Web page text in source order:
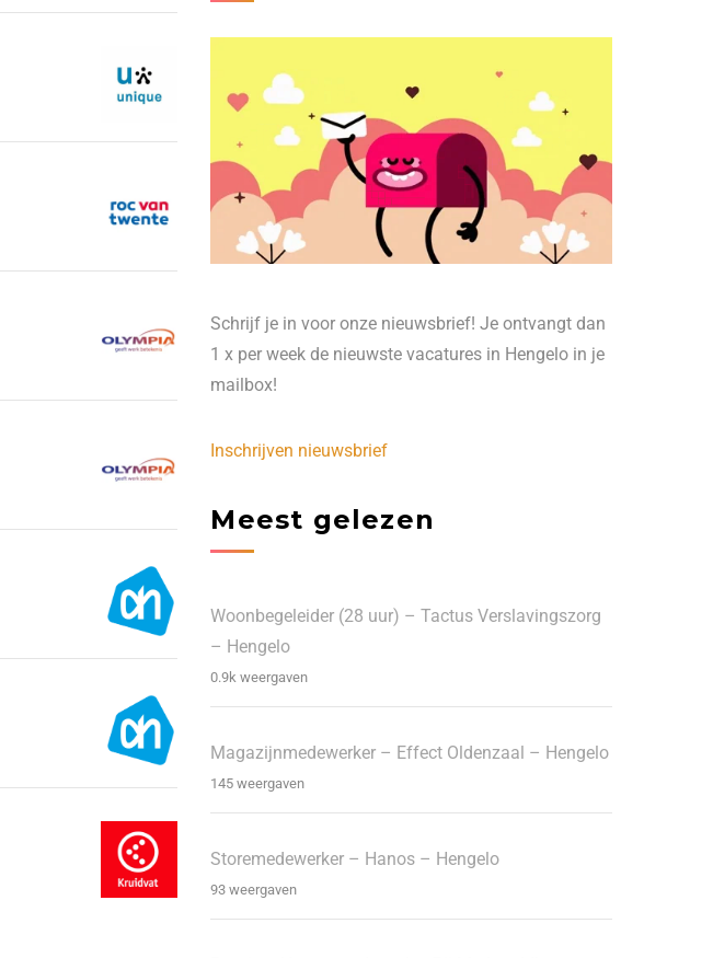
Schrijf je in voor onze nieuwsbrief! Je ontvangt dan
1 x per week de nieuwste vacatures in Hengelo in je
mailbox!
Inschrijven nieuwsbrief
Meest gelezen
Woonbegeleider (28 uur) – Tactus Verslavingszorg
– Hengelo
0.9k weergaven
Magazijnmedewerker – Effect Oldenzaal – Hengelo
145 weergaven
Storemedewerker – Hanos – Hengelo
93 weergaven